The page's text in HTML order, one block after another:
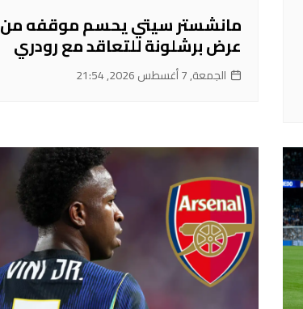
مانشستر سيتي يحسم موقفه من
عرض برشلونة للتعاقد مع رودري
الجمعة, 7 أغسطس 2026, 21:54